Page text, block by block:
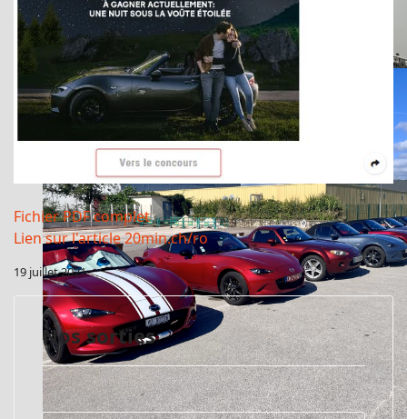
MX-5 Icones Day 2019
Fichier PDF complet
Lien sur l'article 20min.ch/ro
19 juillet 2021
Nos sorties